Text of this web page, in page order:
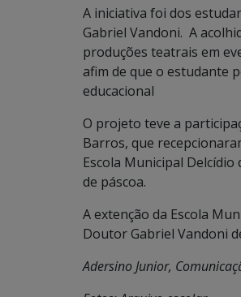
A iniciativa foi dos
Gabriel Vandoni. A
produções teatrais em
afim de que o estudante
educacional
O projeto teve a
Barros, que
Escola Municipal
de páscoa.
A extenção da Escola
Doutor Gabriel Vandoni
Adersino Junior,